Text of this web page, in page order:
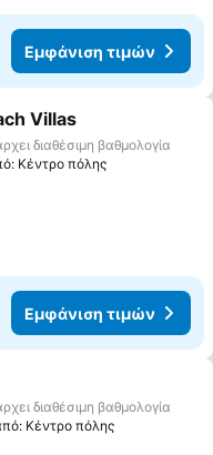
Εμφάνιση τιμών
στα αγαπημένα
Villas
διαθέσιμη βαθμολογία
Κέντρο πόλης
Εμφάνιση τιμών
στα αγαπημένα
διαθέσιμη βαθμολογία
Κέντρο πόλης